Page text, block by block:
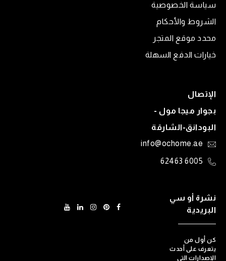
سياسة الخصوصية
الشروط والأحكام
محدد موقع المتجر
خيارات الدفع السهلة
الإتصال
بجوار ميجا مول -
البودانق-الشارقة
info@ochome.ae
6005 62463
نشرة أو سي
البريدية
كن أول من
يتعرف على أحدث
الإصدارات التي